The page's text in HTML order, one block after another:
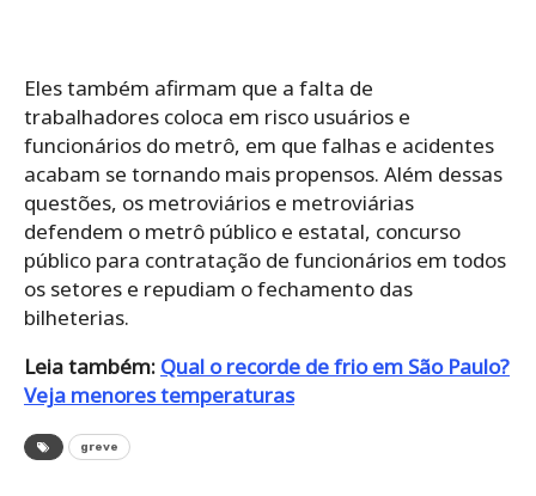
Eles também afirmam que a falta de
trabalhadores coloca em risco usuários e
funcionários do metrô, em que falhas e acidentes
acabam se tornando mais propensos. Além dessas
questões, os metroviários e metroviárias
defendem o metrô público e estatal, concurso
público para contratação de funcionários em todos
os setores e repudiam o fechamento das
bilheterias.
Leia também: Qual o recorde de frio em São Paulo?
Veja menores temperaturas
greve